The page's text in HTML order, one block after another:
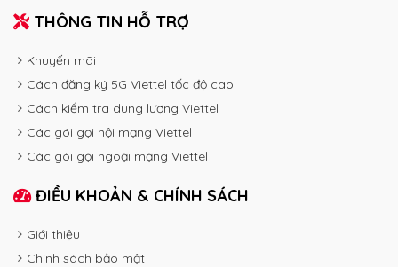
THÔNG TIN HỖ TRỢ
Khuyến mãi
Cách đăng ký 5G Viettel tốc độ cao
Cách kiểm tra dung lượng Viettel
Các gói gọi nội mạng Viettel
Các gói gọi ngoại mạng Viettel
ĐIỀU KHOẢN & CHÍNH SÁCH
Giới thiệu
Chính sách bảo mật